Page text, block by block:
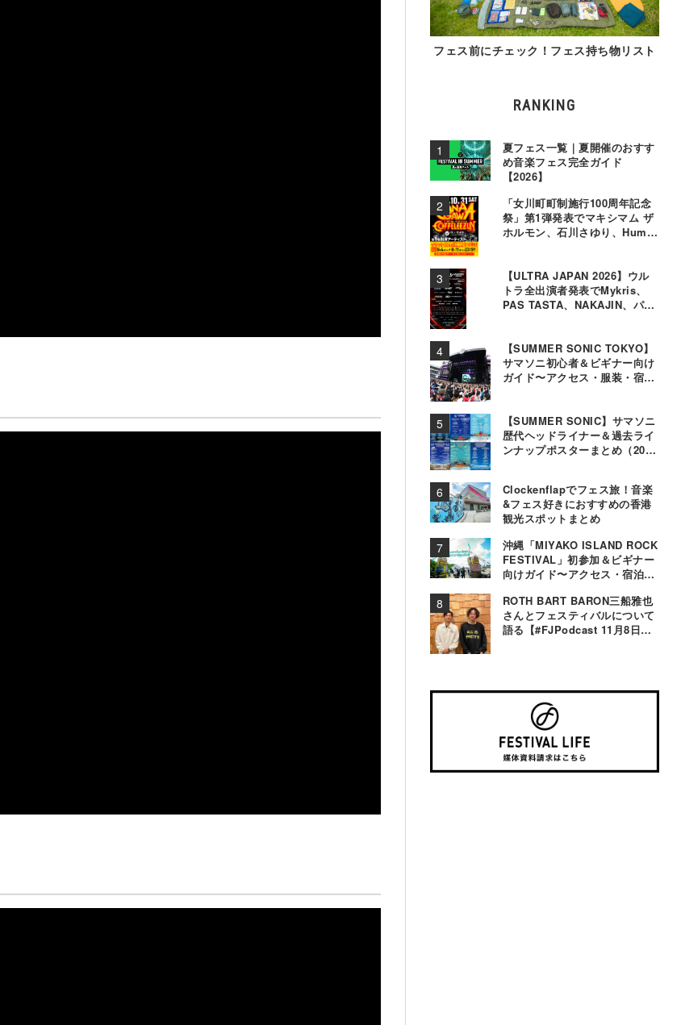
フェス前にチェック！フェス持ち物リスト
RANKING
夏フェス一覧｜夏開催のおすす
め音楽フェス完全ガイド
【2026】
「女川町町制施行100周年記念
祭」第1弾発表でマキシマム ザ
ホルモン、石川さゆり、Hump
【ULTRA JAPAN 2026】ウル
トラ全出演者発表でMykris、
PAS TASTA、NAKAJIN、パソ
【SUMMER SONIC TOKYO】
サマソニ初心者＆ビギナー向け
ガイド〜アクセス・服装・宿泊
【SUMMER SONIC】サマソニ
歴代ヘッドライナー＆過去ライ
ンナップポスターまとめ（2000
Clockenflapでフェス旅！音楽
&フェス好きにおすすめの香港
観光スポットまとめ
沖縄「MIYAKO ISLAND ROCK
FESTIVAL」初参加＆ビギナー
向けガイド〜アクセス・宿泊・
ROTH BART BARON三船雅也
さんとフェスティバルについて
語る【#FJPodcast 11月8日配